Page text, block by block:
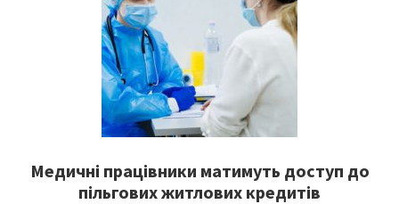
Медичні працівники матимуть доступ до
пільгових житлових кредитів